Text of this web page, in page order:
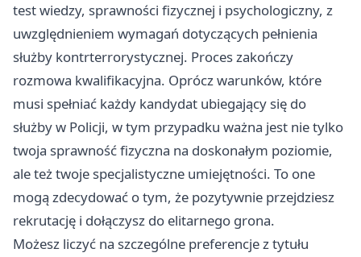
test wiedzy, sprawności fizycznej i psychologiczny, z
uwzględnieniem wymagań dotyczących pełnienia
służby kontrterrorystycznej. Proces zakończy
rozmowa kwalifikacyjna. Oprócz warunków, które
musi spełniać każdy kandydat ubiegający się do
służby w Policji, w tym przypadku ważna jest nie tylko
twoja sprawność fizyczna na doskonałym poziomie,
ale też twoje specjalistyczne umiejętności. To one
mogą zdecydować o tym, że pozytywnie przejdziesz
rekrutację i dołączysz do elitarnego grona.
Możesz liczyć na szczególne preferencje z tytułu